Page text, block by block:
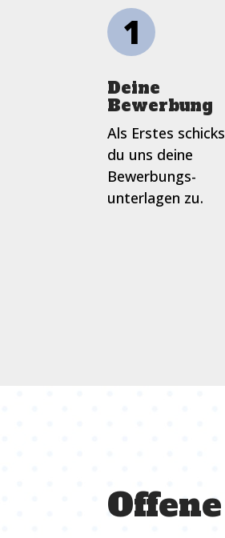
1
Deine
Bewerbung
Als Erstes
du uns deine
Bewerbungs­
unterlagen zu.